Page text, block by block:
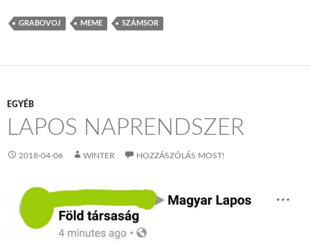
GRABOVOJ MEME SZÁMSOR
EGYÉB
LAPOS NAPRENDSZER
2018-04-06 WINTER HOZZÁSZÓLÁS MOST!